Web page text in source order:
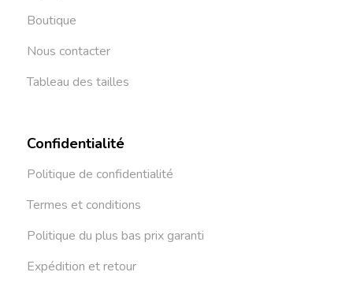
Boutique
Nous contacter
Tableau des tailles
Confidentialité
Politique de confidentialité
Termes et conditions
Politique du plus bas prix garanti
Expédition et retour